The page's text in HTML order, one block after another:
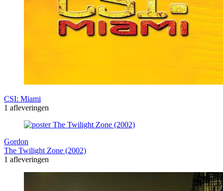
CSI: Miami
1 afleveringen
Gordon
The Twilight Zone (2002)
1 afleveringen